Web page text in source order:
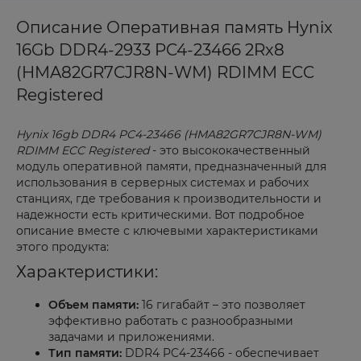
Описание Оперативная память Hynix
16Gb DDR4-2933 PC4-23466 2Rx8
(HMA82GR7CJR8N-WM) RDIMM ECC
Registered
Hynix 16gb DDR4 PC4-23466 (HMA82GR7CJR8N-WM)
RDIMM ECC Registered- это высококачественный
модуль оперативной памяти, предназначенный для
использования в серверных системах и рабочих
станциях, где требования к производительности и
надежности есть критическими. Вот подробное
описание вместе с ключевыми характеристиками
этого продукта:
Характеристики:
Объем памяти: 16 гигабайт – это позволяет
эффективно работать с разнообразными
задачами и приложениями.
Тип памяти: DDR4 PC4-23466 - обеспечивает